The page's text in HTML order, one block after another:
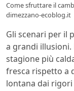
Come sfruttare il
dimezzano-ecoblog.it
Gli scenari per il
a grandi illusioni.
stagione più
fresca rispetto a
lontana dai